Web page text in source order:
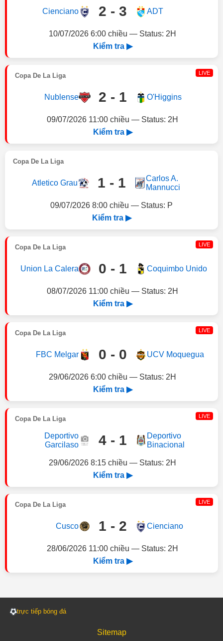
Cienciano 2 - 3 ADT
10/07/2026 6:00 chiều — Status: 2H
Kiểm tra ▶
Copa De La Liga LIVE
Nublense 2 - 1 O'Higgins
09/07/2026 11:00 chiều — Status: 2H
Kiểm tra ▶
Copa De La Liga
Atletico Grau 1 - 1
Carlos A.
Mannucci
09/07/2026 8:00 chiều — Status: P
Kiểm tra ▶
Copa De La Liga LIVE
Union La Calera 0 - 1 Coquimbo Unido
08/07/2026 11:00 chiều — Status: 2H
Kiểm tra ▶
Copa De La Liga LIVE
FBC Melgar 0 - 0 UCV Moquegua
29/06/2026 6:00 chiều — Status: 2H
Kiểm tra ▶
Copa De La Liga LIVE
Deportivo
Garcilaso
4 - 1
Deportivo
Binacional
29/06/2026 8:15 chiều — Status: 2H
Kiểm tra ▶
Copa De La Liga LIVE
Cusco 1 - 2 Cienciano
28/06/2026 11:00 chiều — Status: 2H
Kiểm tra ▶
trực tiếp bóng đá
Sitemap